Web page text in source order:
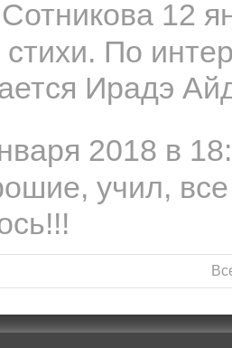
12
По
Ирадэ
2018 в
учил,